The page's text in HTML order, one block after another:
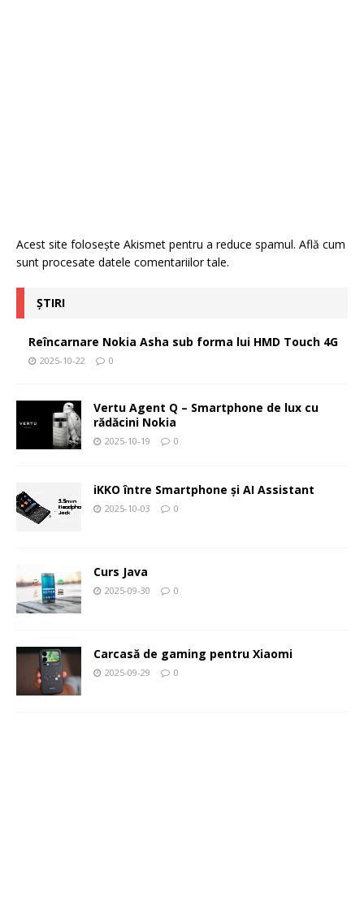
Acest site folosește Akismet pentru a reduce spamul. Află cum
sunt procesate datele comentariilor tale.
ȘTIRI
Reîncarnare Nokia Asha sub forma lui HMD Touch 4G
2025-10-22 0
Vertu Agent Q – Smartphone de lux cu
rădăcini Nokia
2025-10-19 0
iKKO între Smartphone și AI Assistant
2025-10-03 0
Curs Java
2025-09-30 0
Carcasă de gaming pentru Xiaomi
2025-09-29 0